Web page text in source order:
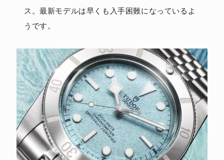
ス。最新モデルは早くも入手困難になっているよ
うです。